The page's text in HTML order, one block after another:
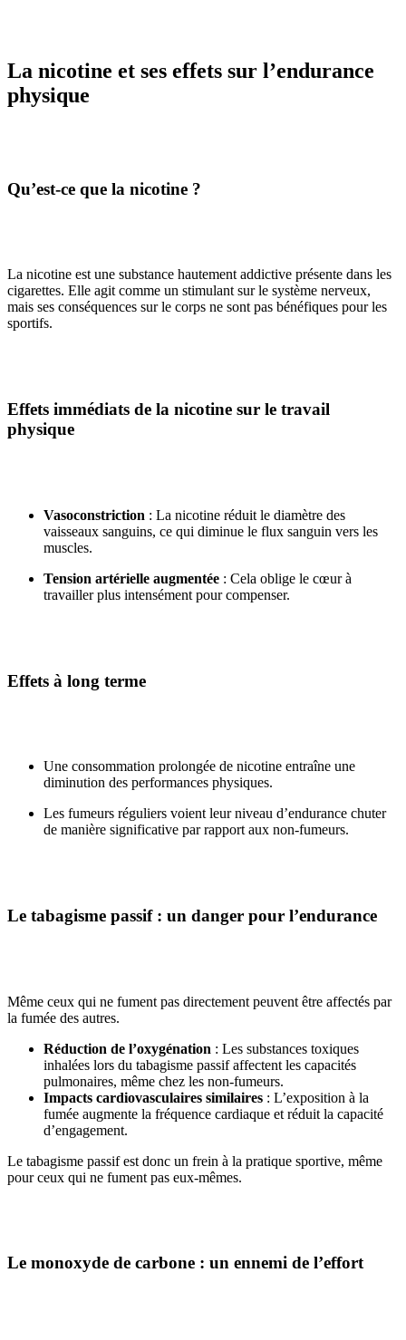
La nicotine et ses effets sur l’endurance
physique
Qu’est-ce que la nicotine ?
La nicotine est une substance hautement addictive présente dans les
cigarettes. Elle agit comme un stimulant sur le système nerveux,
mais ses conséquences sur le corps ne sont pas bénéfiques pour les
sportifs.
Effets immédiats de la nicotine sur le travail
physique
Vasoconstriction : La nicotine réduit le diamètre des
vaisseaux sanguins, ce qui diminue le flux sanguin vers les
muscles.
Tension artérielle augmentée : Cela oblige le cœur à
travailler plus intensément pour compenser.
Effets à long terme
Une consommation prolongée de nicotine entraîne une
diminution des performances physiques.
Les fumeurs réguliers voient leur niveau d’endurance chuter
de manière significative par rapport aux non-fumeurs.
Le tabagisme passif : un danger pour l’endurance
Même ceux qui ne fument pas directement peuvent être affectés par
la fumée des autres.
Réduction de l’oxygénation : Les substances toxiques
inhalées lors du tabagisme passif affectent les capacités
pulmonaires, même chez les non-fumeurs.
Impacts cardiovasculaires similaires : L’exposition à la
fumée augmente la fréquence cardiaque et réduit la capacité
d’engagement.
Le tabagisme passif est donc un frein à la pratique sportive, même
pour ceux qui ne fument pas eux-mêmes.
Le monoxyde de carbone : un ennemi de l’effort